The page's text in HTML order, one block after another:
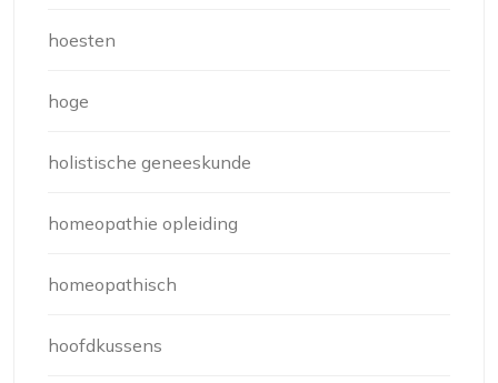
hoesten
hoge
holistische geneeskunde
homeopathie opleiding
homeopathisch
hoofdkussens